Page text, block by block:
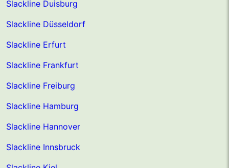
Slackline Duisburg
Slackline Düsseldorf
Slackline Erfurt
Slackline Frankfurt
Slackline Freiburg
Slackline Hamburg
Slackline Hannover
Slackline Innsbruck